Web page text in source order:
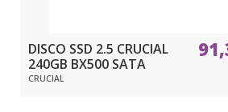
DISCO SSD 2.5 CRUCIAL
240GB BX500 SATA
CRUCIAL